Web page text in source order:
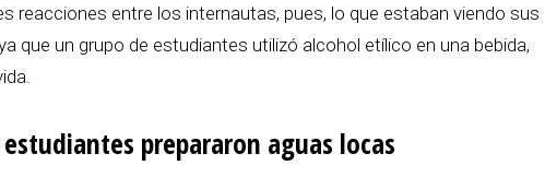
reacciones entre los internautas, pues, lo que estaban viendo sus
que un grupo de estudiantes utilizó alcohol etílico en una bebida,
prepararon aguas locas